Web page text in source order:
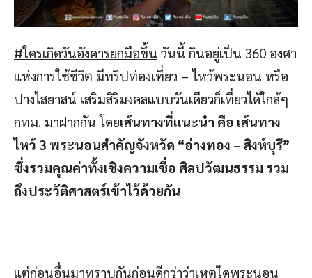
#ใครเกิดวันอังคารยกมือขึ้น วันนี้ กินอยู่เป็น 360 องศา
แห่งการใช้ชีวิต มีทริปท่องเที่ยว – ไหว้พระนอน หรือ
ปางไสยาสน์ เสริมสิริมงคลแบบวันเดียวก็เที่ยวได้ใกล้ๆ
กทม. มาฝากกัน โดยเส้นทางที่แนะนำ คือ เส้นทาง
ไหว้ 3 พระนอนสำคัญจังหวัด “อ่างทอง – สิงห์บุรี”
ซึ่งรวมคุณค่าทั้งเชิงความเชื่อ ศิลปวัฒนธรรม รวม
ถึงประวัติศาสตร์เข้าไว้ด้วยกัน
แต่ก่อนอื่นมาทราบกันก่อนดีกว่าว่าเหตุใดพระนอน